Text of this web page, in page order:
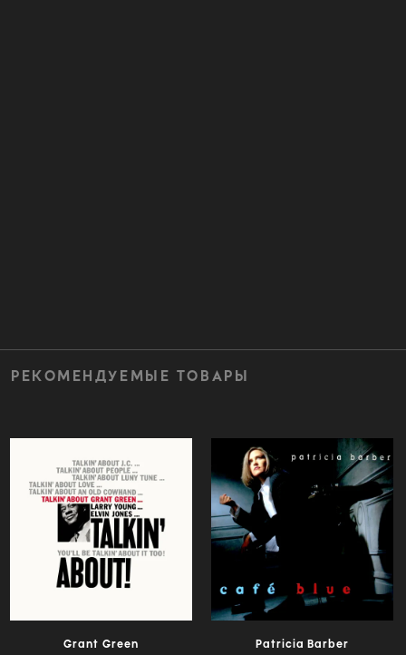
РЕКОМЕНДУЕМЫЕ ТОВАРЫ
Grant Green Patricia Barber